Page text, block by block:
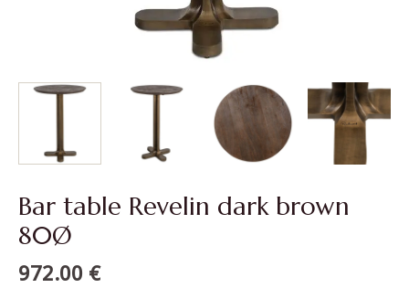
Bar table Revelin dark brown
80Ø
972.00 €